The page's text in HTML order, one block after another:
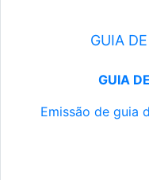
GUIA
GUIA
Emissão de guia